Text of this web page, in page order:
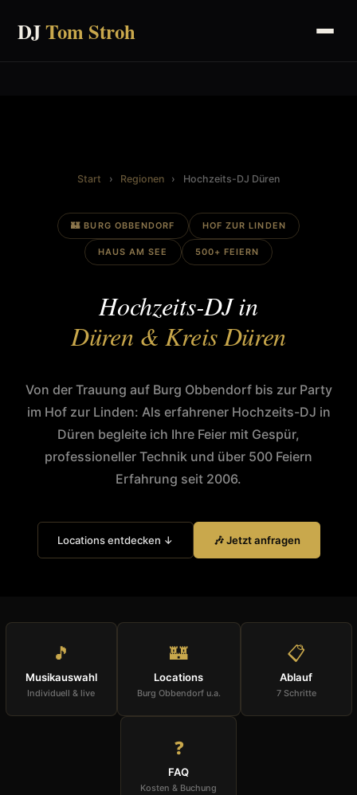
Start › Regionen › Hochzeits-DJ Düren
🏰 BURG OBBENDORF HOF ZUR LINDEN
HAUS AM SEE 500+ FEIERN
Hochzeits-DJ in
Düren & Kreis Düren
Von der Trauung auf Burg Obbendorf bis zur Party
im Hof zur Linden: Als erfahrener Hochzeits-DJ in
Düren begleite ich Ihre Feier mit Gespür,
professioneller Technik und über 500 Feiern
Erfahrung seit 2006.
Locations entdecken ↓ 🎶 Jetzt anfragen
🎵
Musikauswahl
Individuell & live
🏰
Locations
Burg Obbendorf u.a.
📋
Ablauf
7 Schritte
❓
FAQ
Kosten & Buchung
DJTom Stroh